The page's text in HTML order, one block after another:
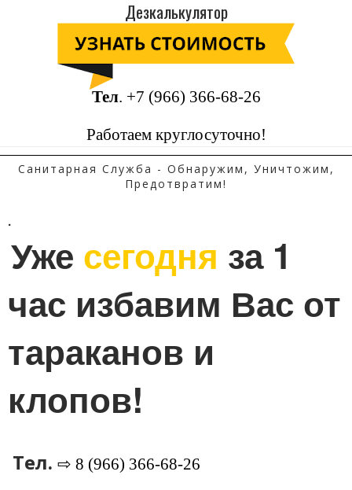
Дезкалькулятор
Тел. +7 (966) 366-68-26
Работаем круглосуточно!
Санитарная Служба - Обнаружим, Уничтожим,
Предотвратим!
.
Уже сегодня за 1
час избавим Вас от
тараканов и
клопов!
Тел. ⇨ 8 (966) 366-68-26